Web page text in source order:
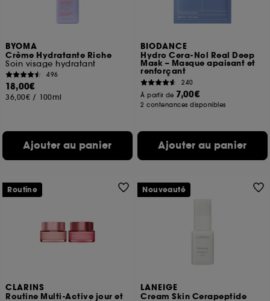
BYOMA
Crème Hydratante Riche
Soin visage hydratant
496
18,00€
36,00€ / 100ml
Ajouter au panier
BIODANCE
Hydro Cera-Nol Real Deep
Mask – Masque apaisant et
renforçant
240
À partir de 7,00€
2 contenances disponibles
Ajouter au panier
CLARINS
Routine Multi-Active jour et
Routine
LANEIGE
Cream Skin Cerapeptide
Nouveauté